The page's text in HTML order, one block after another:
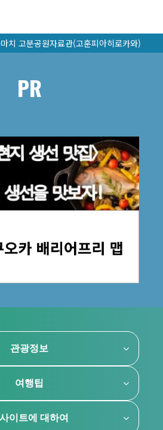
치 고분공원자료관(고훈피아히로카와)
PR
관광정보
여행팁
이트에 대하여